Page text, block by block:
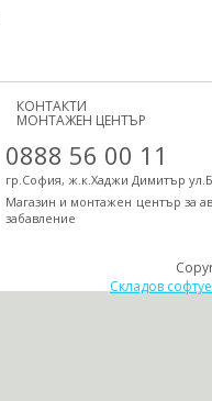
КОНТАКТИ
МОНТАЖЕН ЦЕНТЪР
0888 56 00 11
гр.София, ж.к.Хаджи Димитър
Магазин и монтажен център за
забавление
Складов